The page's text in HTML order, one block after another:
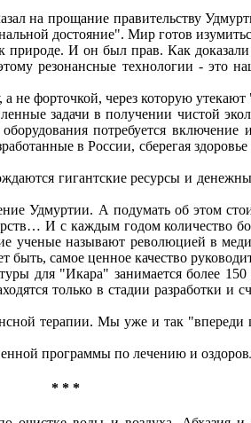
на прощание правительству
достояние". Мир готов
И он был прав. Как доказали
резонансные технологии - это
форточкой, через которую утекают
задачи в получении чистой
потребуется
в России, сберегая
гигантские ресурсы и
Удмуртии. А подумать об этом
И с каждым годом количество
ученые называют революцией в
самое ценное качество
для "Икара" занимается более
только в стадии разработки
терапии. Мы уже и так
программы по лечению и
* * *